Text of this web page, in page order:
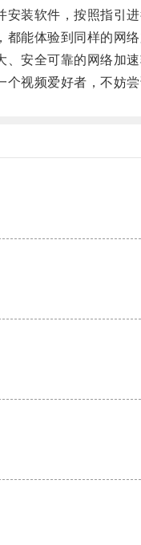
装软件，按照指引进
能体验到同样的网络
全可靠的网络加速
频爱好者，不妨尝